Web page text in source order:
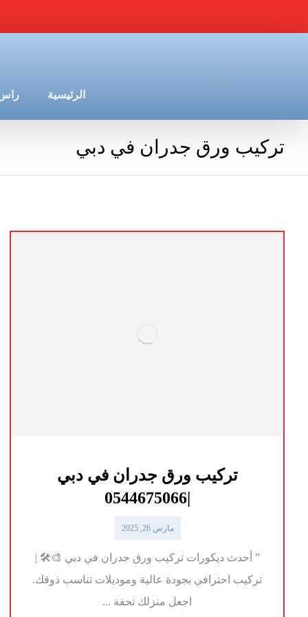
الرئيسية راس
تركيب ورق جدران في دبي
تركيب ورق جدران في دبي
|0544675066
مارس 26, 2025
” أحدث ديكورات تركيب ورق جدران في دبي 🎨🛠️ |
تركيب احترافي بجودة عالية وموديلات تناسب ذوقك.
اجعل منزلك تحفة ...